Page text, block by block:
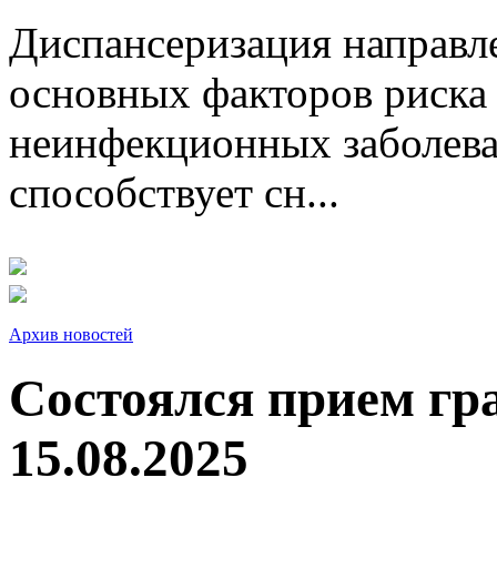
Диспансеризация
основных факторов
неинфекционных
способствует сн...
Архив новостей
Состоялся прием
15.08.2025